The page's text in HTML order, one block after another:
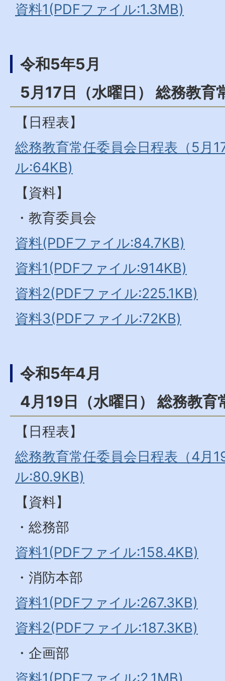
資料1(PDFファイル:1.3MB)
令和5年5月
5月17日（水曜日） 総務教育
【日程表】
総務教育常任委員会日程表（5月
ル:64KB)
【資料】
・教育委員会
資料(PDFファイル:84.7KB)
資料1(PDFファイル:914KB)
資料2(PDFファイル:225.1KB)
資料3(PDFファイル:72KB)
令和5年4月
4月19日（水曜日） 総務教育
【日程表】
総務教育常任委員会日程表（4月
ル:80.9KB)
【資料】
・総務部
資料1(PDFファイル:158.4KB)
・消防本部
資料1(PDFファイル:267.3KB)
資料2(PDFファイル:187.3KB)
・企画部